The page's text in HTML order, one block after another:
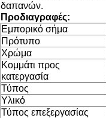
δαπανών.
Προδιαγραφές:
Εμπορικό σήμα
Πρότυπο
Χρώμα
Κομμάτι προς
κατεργασία
Τύπος
Υλικό
Τύπος επεξεργασίας